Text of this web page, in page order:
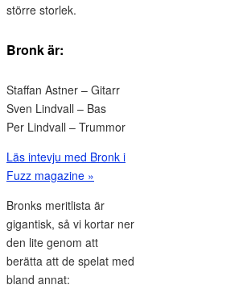
större storlek.
Bronk är:
Staffan Astner – Gitarr
Sven Lindvall – Bas
Per Lindvall – Trummor
Läs intevju med Bronk i
Fuzz magazine »
Bronks meritlista är
gigantisk, så vi kortar ner
den lite genom att
berätta att de spelat med
bland annat: